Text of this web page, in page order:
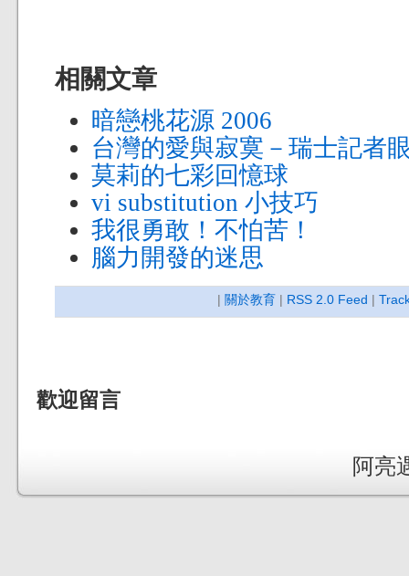
相關文章
暗戀桃花源 2006
台灣的愛與寂寞－瑞士記者
莫莉的七彩回憶球
vi substitution 小技巧
我很勇敢！不怕苦！
腦力開發的迷思
| 關於教育 | RSS 2.0 Feed |
歡迎留言
阿亮